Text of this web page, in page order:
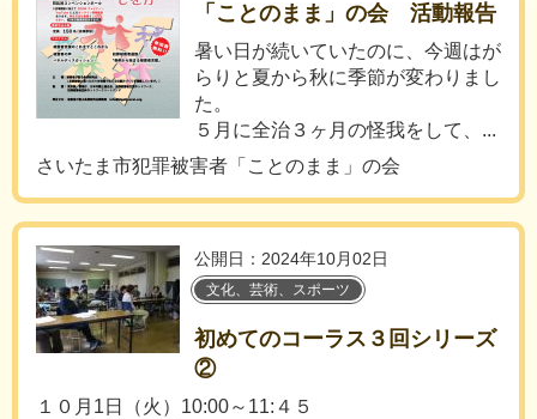
「ことのまま」の会 活動報告
暑い日が続いていたのに、今週はが
らりと夏から秋に季節が変わりまし
た。
５月に全治３ヶ月の怪我をして、...
さいたま市犯罪被害者「ことのまま」の会
公開日：2024年10月02日
文化、芸術、スポーツ
初めてのコーラス３回シリーズ
②
１０月1日（火）10:00～11:４５